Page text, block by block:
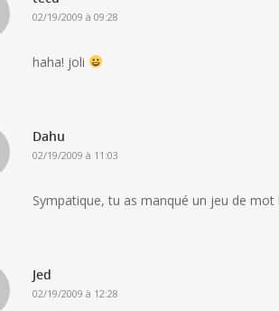
02/19/2009 à 09:28
haha! joli
Dahu
02/19/2009 à 11:03
Sympatique, tu as manqué un jeu de
Jed
02/19/2009 à 12:28